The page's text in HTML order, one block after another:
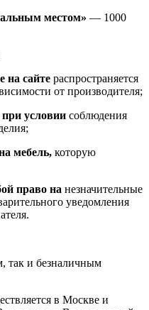
местом» — 1000
на сайте распространяется
от производителя;
условии соблюдения
мебель, которую
право на незначительные
уведомления
так и безналичным
в Москве и